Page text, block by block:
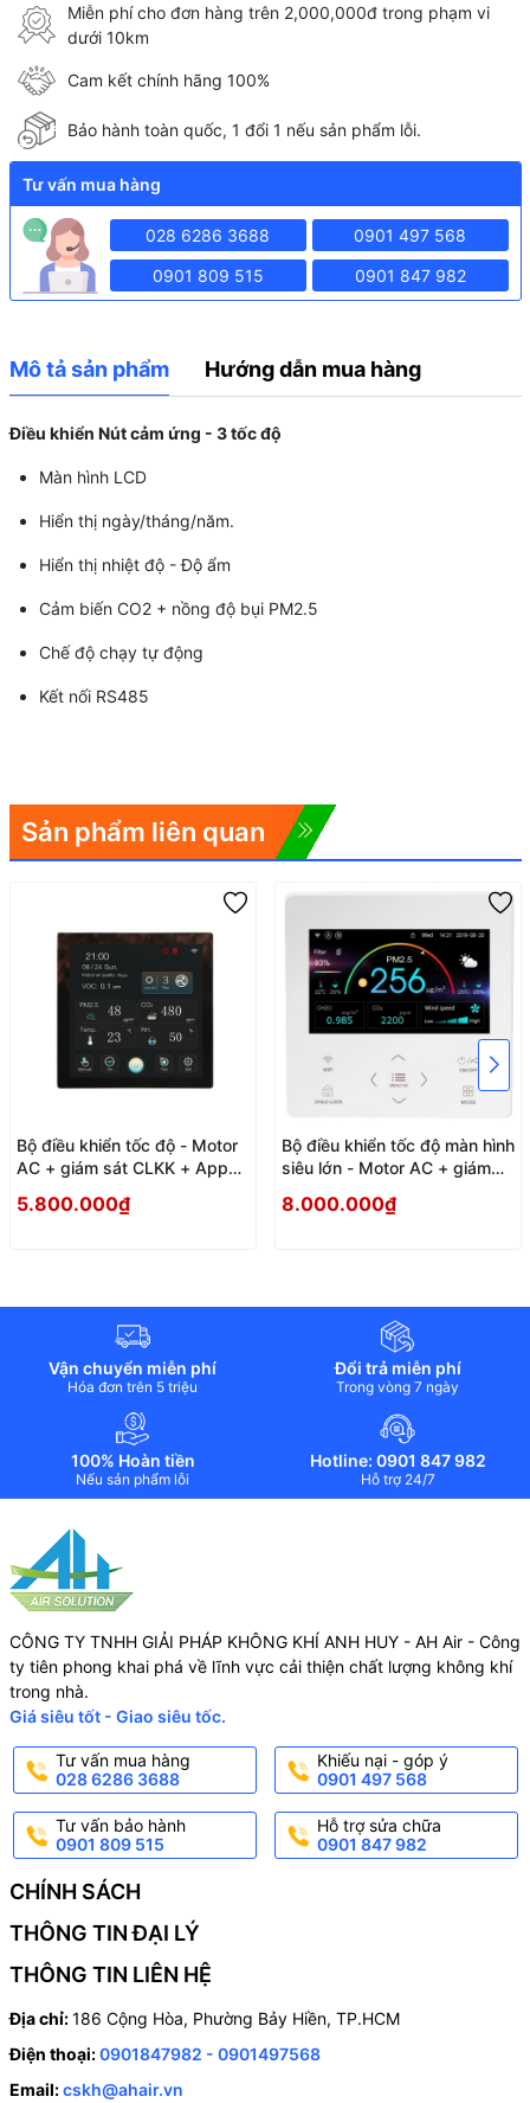
Miễn phí cho đơn hàng trên 2,000,000đ trong phạm vi
dưới 10km
Cam kết chính hãng 100%
Bảo hành toàn quốc, 1 đổi 1 nếu sản phẩm lỗi.
Tư vấn mua hàng
028 6286 3688 0901 497 568
0901 809 515 0901 847 982
Mô tả sản phẩm Hướng dẫn mua hàng
Điều khiển Nút cảm ứng - 3 tốc độ
Màn hình LCD
Hiển thị ngày/tháng/năm.
Hiển thị nhiệt độ - Độ ẩm
Cảm biến CO2 + nồng độ bụi PM2.5
Chế độ chạy tự động
Kết nối RS485
Sản phẩm liên quan
Bộ điều khiển tốc độ - Motor
AC + giám sát CLKK + App
5.800.000₫
Bộ điều khiển tốc độ màn hình
siêu lớn - Motor AC + giám
8.000.000₫
Vận chuyển miễn phí
Hóa đơn trên 5 triệu
Đổi trả miễn phí
Trong vòng 7 ngày
100% Hoàn tiền
Nếu sản phẩm lỗi
Hotline: 0901 847 982
Hỗ trợ 24/7
CÔNG TY TNHH GIẢI PHÁP KHÔNG KHÍ ANH HUY - AH Air - Công
ty tiên phong khai phá về lĩnh vực cải thiện chất lượng không khí
trong nhà.
Giá siêu tốt - Giao siêu tốc.
Tư vấn mua hàng
028 6286 3688
Khiếu nại - góp ý
0901 497 568
Tư vấn bảo hành
0901 809 515
Hỗ trợ sửa chữa
0901 847 982
CHÍNH SÁCH
THÔNG TIN ĐẠI LÝ
THÔNG TIN LIÊN HỆ
Địa chỉ:186 Cộng Hòa, Phường Bảy Hiền, TP.HCM
Điện thoại:0901847982 - 0901497568
Email:cskh@ahair.vn